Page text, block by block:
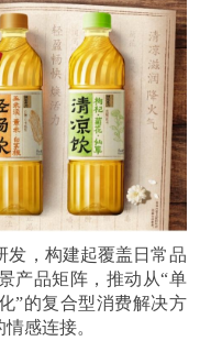
发，构建起覆盖日常品
产品矩阵，推动从“单
”的复合型消费解决方
感连接。